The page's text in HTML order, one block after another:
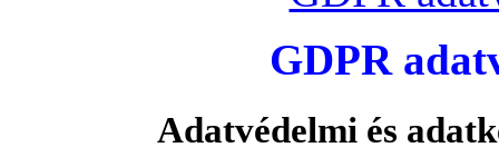
GDPR
Adatvédelmi és